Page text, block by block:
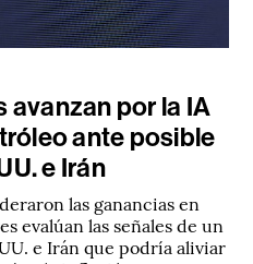
por la IA
ante posible
e Irán
las ganancias en
evalúan las señales de un
e Irán que podría aliviar